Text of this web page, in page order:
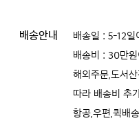
배송안내
배송일 : 5-12일
배송비 : 30만
해외주문,도서
따라 배송비 추
항공,우편,퀵배